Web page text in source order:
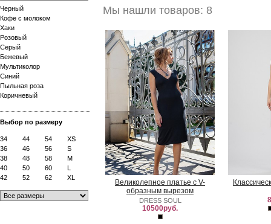
Черный
Кофе с молоком
Хаки
Розовый
Серый
Бежевый
Мультиколор
Синий
Пыльная роза
Коричневый
Выбор по размеру
34 44 54
XS
36
46 56
S
38
48 58
M
40
50 60
L
42
52 62 XL
Мы нашли товаров: 8
Великолепное платье с V-
образным вырезом
DRESS SOUL
10500руб.